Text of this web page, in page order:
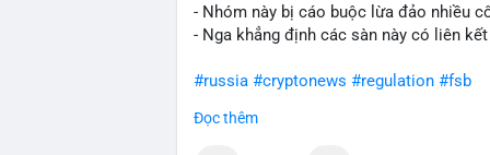
- Nhóm này bị cáo buộc lừa đảo nhiều
- Nga khẳng định các sàn này có liên
#russia #cryptonews #regulation #fsb
$btc $eth
Đọc thêm